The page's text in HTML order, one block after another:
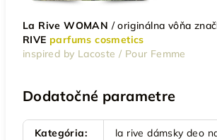
La Rive WOMAN / originálna vôňa
RIVE parfums cosmetics
inspired by Lacoste / Pour Femme
Dodatočné parametre
Kategória:
la rive dámsky deo